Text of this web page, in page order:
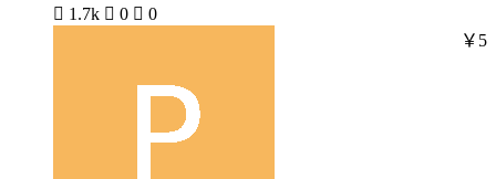
 1.7k  0  0
￥5